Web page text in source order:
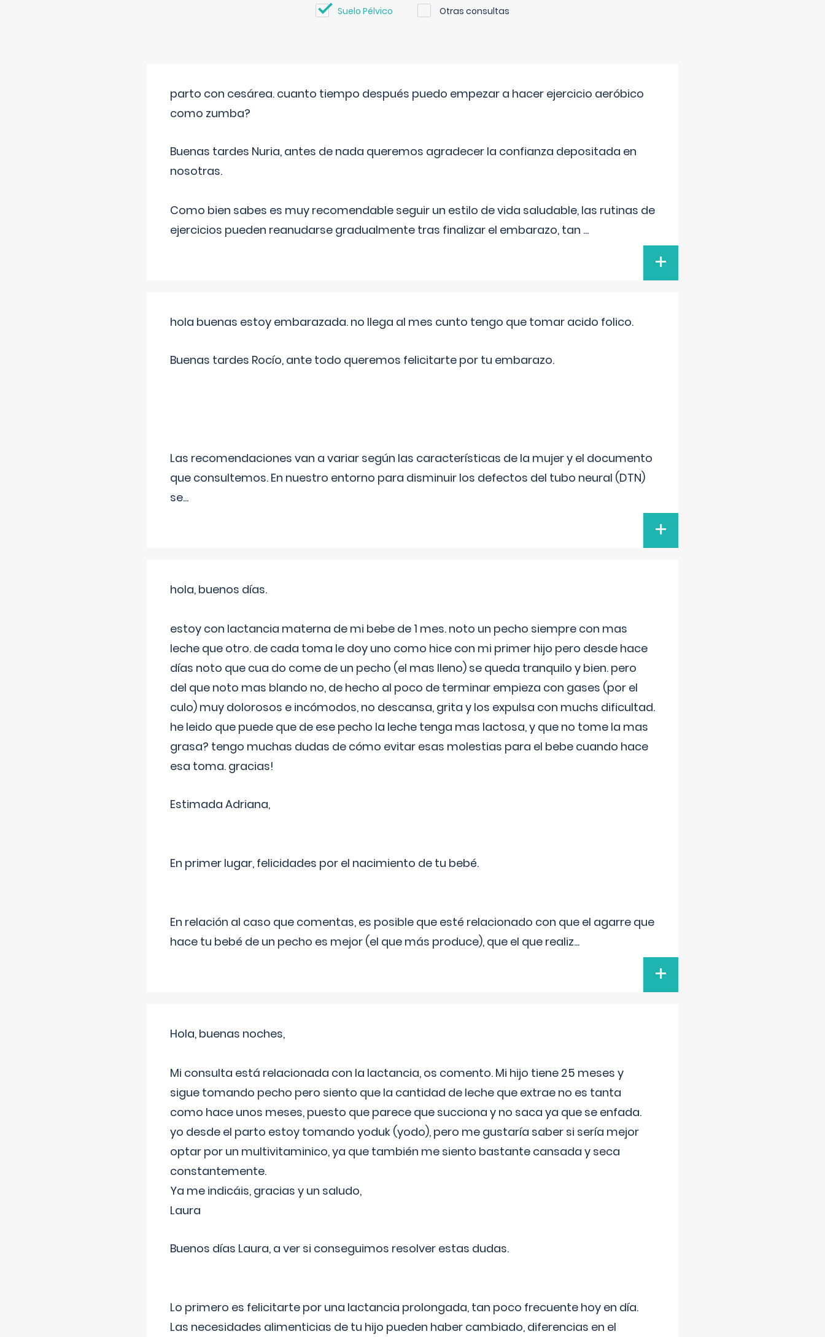
Suelo Pélvico Otras consultas
parto con cesárea. cuanto tiempo después puedo empezar a hacer ejercicio aeróbico
como zumba?
Buenas tardes Nuria, antes de nada queremos agradecer la confianza depositada en
nosotras.
Como bien sabes es muy recomendable seguir un estilo de vida saludable, las rutinas de
ejercicios pueden reanudarse gradualmente tras finalizar el embarazo, tan ...
+
hola buenas estoy embarazada. no llega al mes cunto tengo que tomar acido folico.
Buenas tardes Rocío, ante todo queremos felicitarte por tu embarazo.
Las recomendaciones van a variar según las características de la mujer y el documento
que consultemos. En nuestro entorno para disminuir los defectos del tubo neural (DTN)
se...
+
hola, buenos días.
estoy con lactancia materna de mi bebe de 1 mes. noto un pecho siempre con mas
leche que otro. de cada toma le doy uno como hice con mi primer hijo pero desde hace
días noto que cua do come de un pecho (el mas lleno) se queda tranquilo y bien. pero
del que noto mas blando no, de hecho al poco de terminar empieza con gases (por el
culo) muy dolorosos e incómodos, no descansa, grita y los expulsa con muchs dificultad.
he leido que puede que de ese pecho la leche tenga mas lactosa, y que no tome la mas
grasa? tengo muchas dudas de cómo evitar esas molestias para el bebe cuando hace
esa toma. gracias!
Estimada Adriana,
En primer lugar, felicidades por el nacimiento de tu bebé.
En relación al caso que comentas, es posible que esté relacionado con que el agarre que
hace tu bebé de un pecho es mejor (el que más produce), que el que realiz...
+
Hola, buenas noches,
Mi consulta está relacionada con la lactancia, os comento. Mi hijo tiene 25 meses y
sigue tomando pecho pero siento que la cantidad de leche que extrae no es tanta
como hace unos meses, puesto que parece que succiona y no saca ya que se enfada.
yo desde el parto estoy tomando yoduk (yodo), pero me gustaría saber si sería mejor
optar por un multivitaminico, ya que también me siento bastante cansada y seca
constantemente.
Ya me indicáis, gracias y un saludo,
Laura
Buenos días Laura, a ver si conseguimos resolver estas dudas.
Lo primero es felicitarte por una lactancia prolongada, tan poco frecuente hoy en día.
Las necesidades alimenticias de tu hijo pueden haber cambiado, diferencias en el